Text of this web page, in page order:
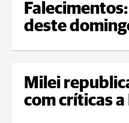
deste
Milei
com críticas a